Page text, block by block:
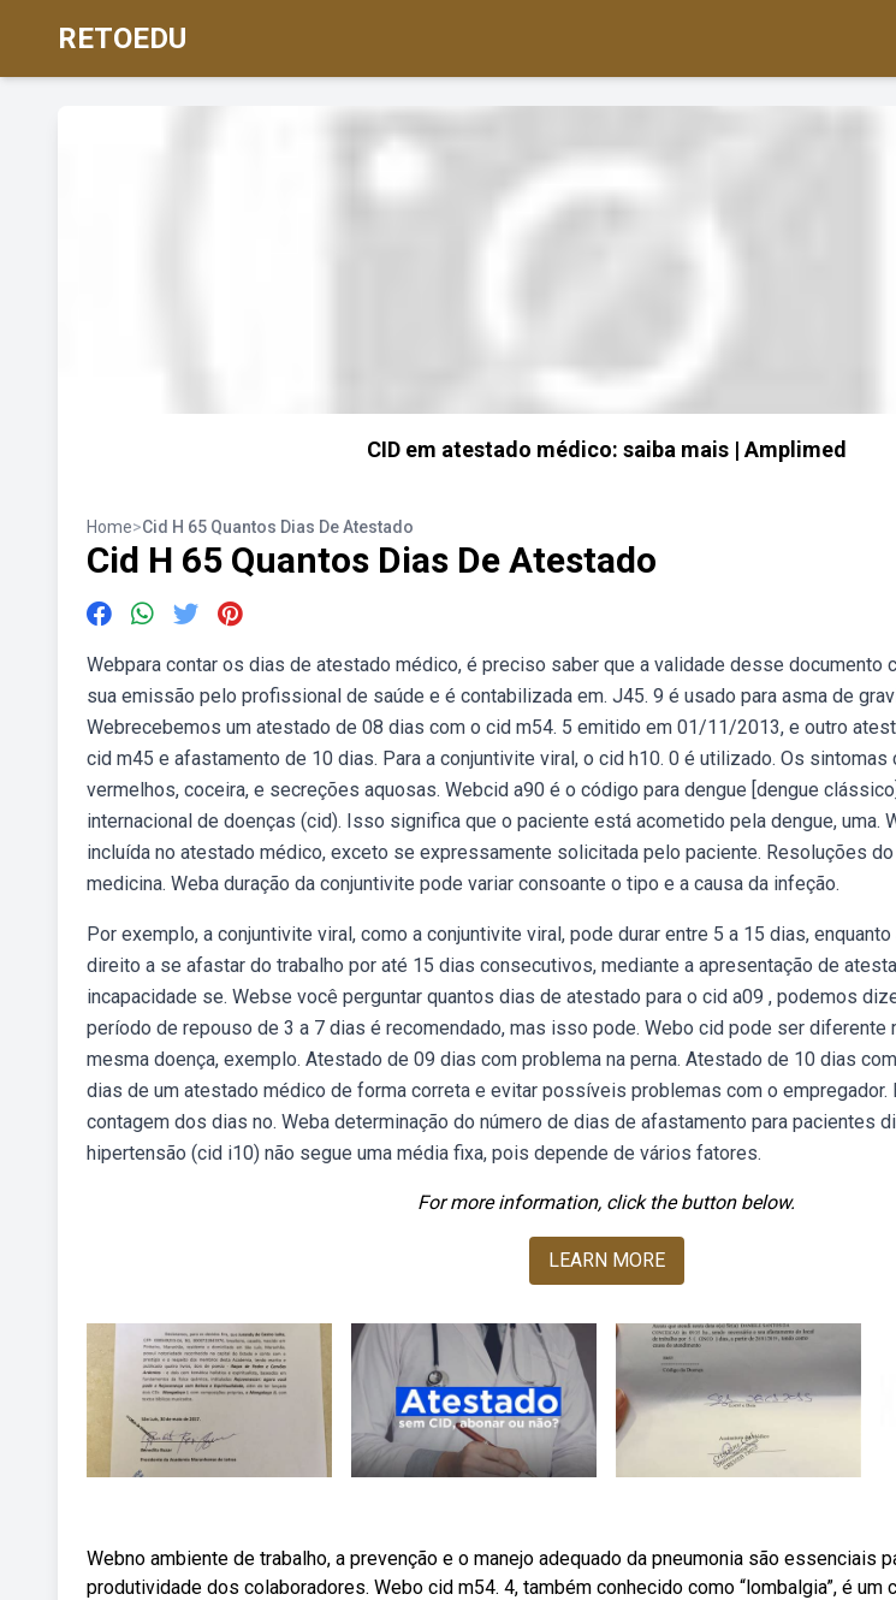
RETOEDU
CID em atestado médico: saiba mais | Amplimed
Home>Cid H 65 Quantos Dias De Atestado
Cid H 65 Quantos Dias De Atestado
Webpara contar os dias de atestado médico, é preciso saber que a validade desse documento
sua emissão pelo profissional de saúde e é contabilizada em. J45. 9 é usado para asma de
Webrecebemos um atestado de 08 dias com o cid m54. 5 emitido em 01/11/2013, e outro
cid m45 e afastamento de 10 dias. Para a conjuntivite viral, o cid h10. 0 é utilizado. Os
vermelhos, coceira, e secreções aquosas. Webcid a90 é o código para dengue [dengue
internacional de doenças (cid). Isso significa que o paciente está acometido pela dengue, uma.
incluída no atestado médico, exceto se expressamente solicitada pelo paciente. Resoluções
medicina. Weba duração da conjuntivite pode variar consoante o tipo e a causa da infeção.
Por exemplo, a conjuntivite viral, como a conjuntivite viral, pode durar entre 5 a 15 dias,
direito a se afastar do trabalho por até 15 dias consecutivos, mediante a apresentação de
incapacidade se. Webse você perguntar quantos dias de atestado para o cid a09 , podemos
período de repouso de 3 a 7 dias é recomendado, mas isso pode. Webo cid pode ser diferente
mesma doença, exemplo. Atestado de 09 dias com problema na perna. Atestado de 10 dias
dias de um atestado médico de forma correta e evitar possíveis problemas com o empregador.
contagem dos dias no. Weba determinação do número de dias de afastamento para pacientes
hipertensão (cid i10) não segue uma média fixa, pois depende de vários fatores.
For more information, click the button below.
LEARN MORE
Webno ambiente de trabalho, a prevenção e o manejo adequado da pneumonia são essenciais
produtividade dos colaboradores. Webo cid m54. 4, também conhecido como “lombalgia”, é um